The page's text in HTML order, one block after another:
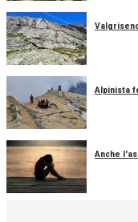
Alpinista
Anche